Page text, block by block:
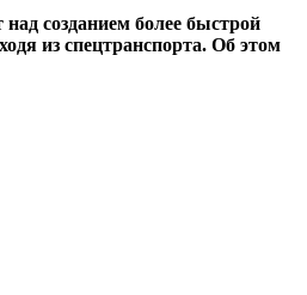
созданием более быстрой
из спецтранспорта. Об этом